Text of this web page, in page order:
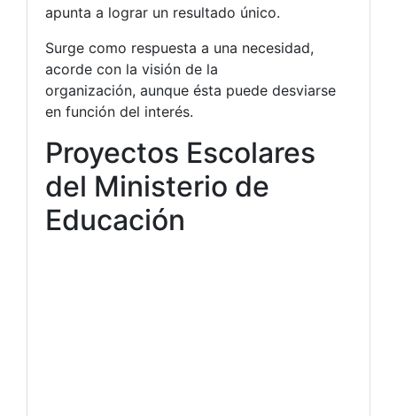
apunta a lograr un resultado único.
Surge como respuesta a una necesidad,
acorde con la visión de la
organización, aunque ésta puede desviarse
en función del interés.
Proyectos Escolares
del Ministerio de
Educación